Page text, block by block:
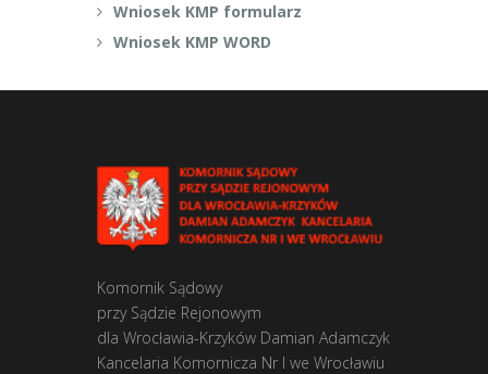
Wniosek KMP formularz
Wniosek KMP WORD
Komornik Sądowy
przy Sądzie Rejonowym
dla Wrocławia-Krzyków Damian Adamczyk
Kancelaria Komornicza Nr I we Wrocławiu